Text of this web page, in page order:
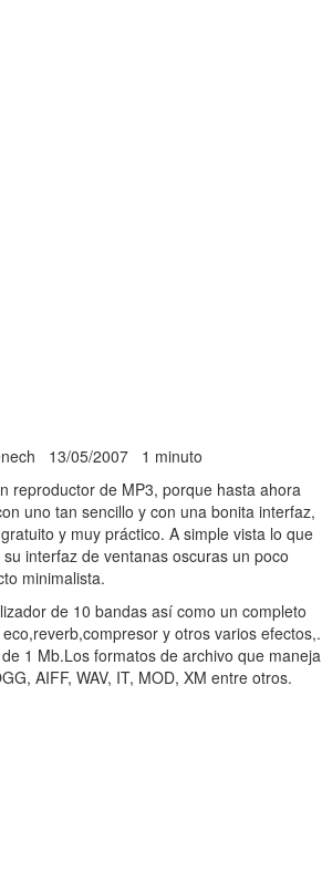
13/05/2007 1 minuto
reproductor de MP3, porque hasta ahora
uno tan sencillo y con una bonita interfaz,
y muy práctico. A simple vista lo que
interfaz de ventanas oscuras un poco
minimalista.
de 10 bandas así como un completo
y otros varios efectos,.
1 Mb.Los formatos de archivo que maneja
AIFF, WAV, IT, MOD, XM entre otros.